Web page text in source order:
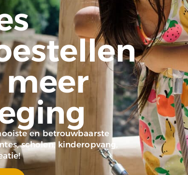
en betrouwbaarste
scholen, kinderopvang,